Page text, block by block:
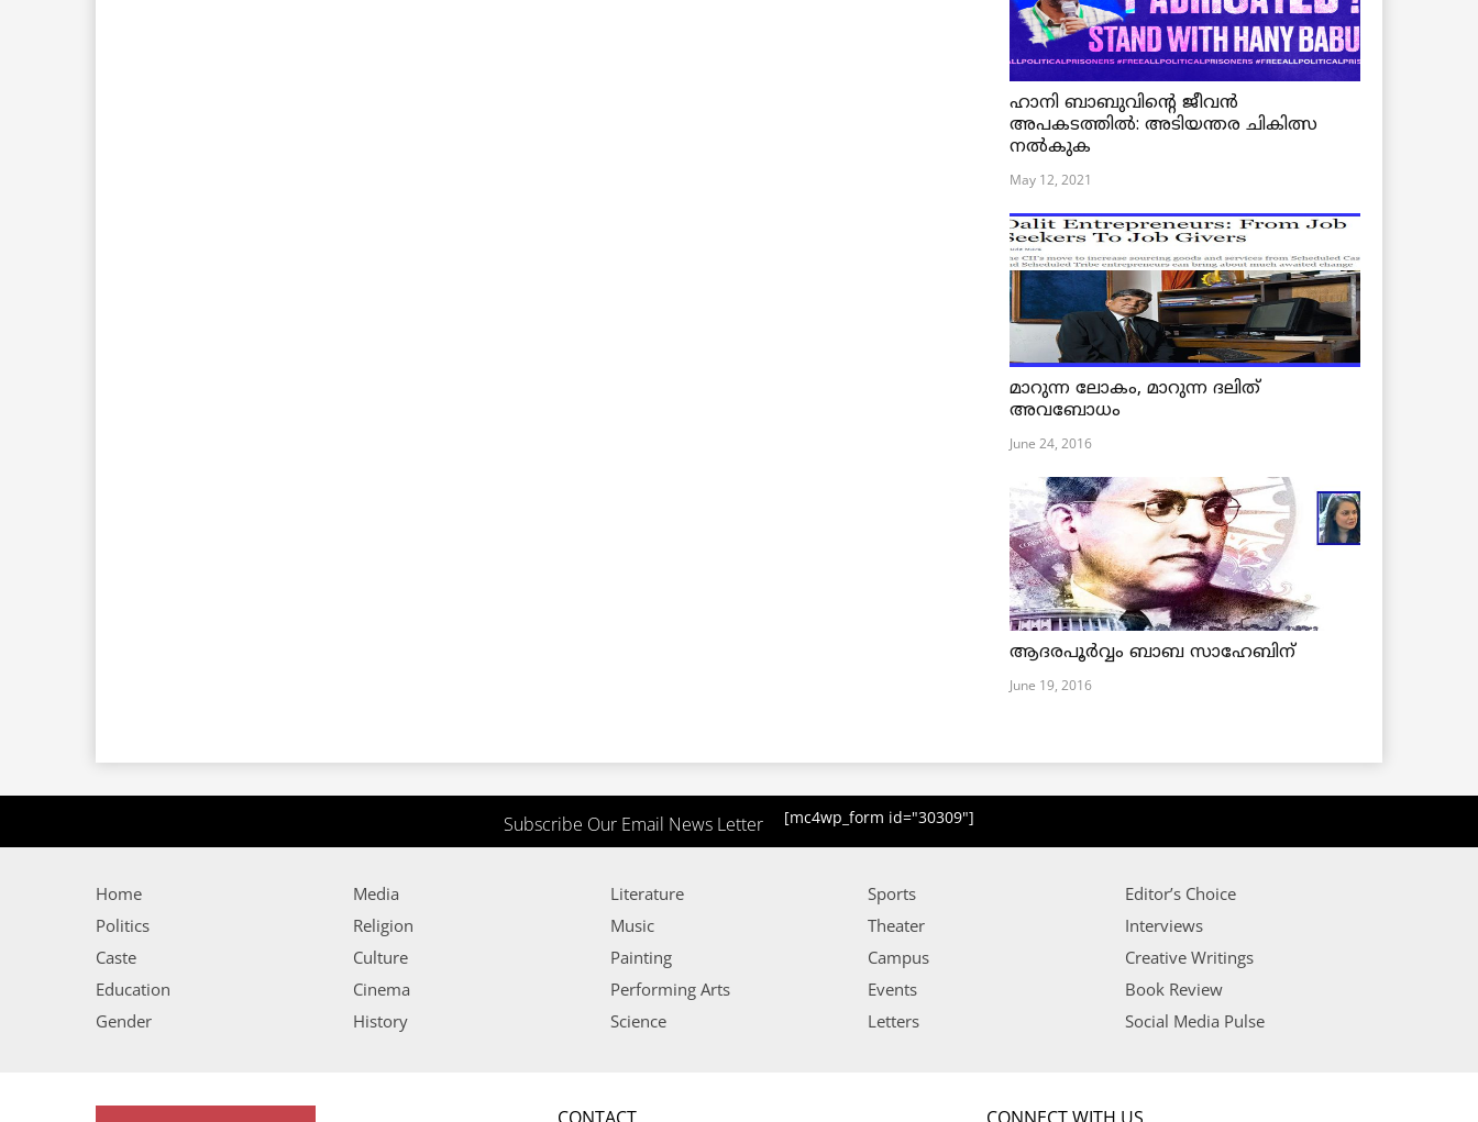
ഹാനി ബാബുവിന്റെ ജീവൻ
അപകടത്തിൽ: അടിയന്തര ചികിത്സ
നൽകുക
May 12, 2021
മാറുന്ന ലോകം, മാറുന്ന ദലിത്
അവബോധം
June 24, 2016
ആദരപൂര്‍വ്വം ബാബ സാഹേബിന്
June 19, 2016
Subscribe Our Email News Letter [mc4wp_form id="30309"]
Home
Politics
Caste
Education
Gender
Media
Religion
Culture
Cinema
History
Literature
Music
Painting
Performing Arts
Science
Sports
Theater
Campus
Events
Letters
Editor’s Choice
Interviews
Creative Writings
Book Review
Social Media Pulse